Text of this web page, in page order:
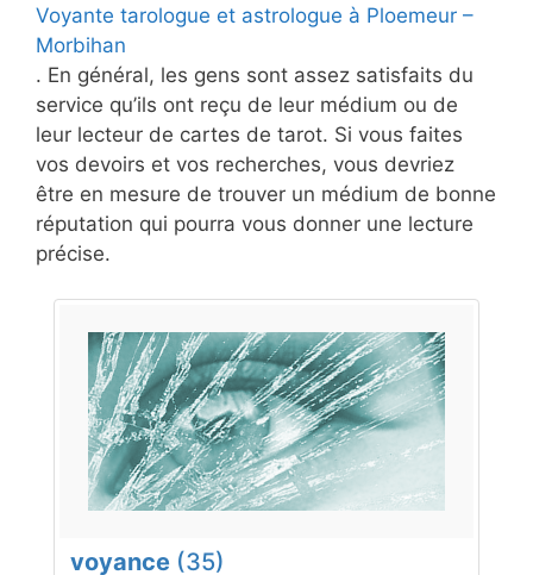
Voyante tarologue et astrologue à Ploemeur –
Morbihan
. En général, les gens sont assez satisfaits du
service qu’ils ont reçu de leur médium ou de
leur lecteur de cartes de tarot. Si vous faites
vos devoirs et vos recherches, vous devriez
être en mesure de trouver un médium de bonne
réputation qui pourra vous donner une lecture
précise.
voyance (35)